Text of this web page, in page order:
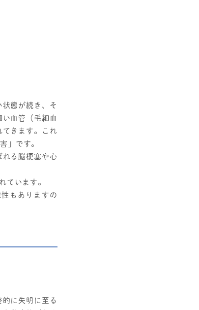
態が続き、そ
血管（毛細血
てきます。これ
」です。
れる脳梗塞や心
ています。
もありますの
に失明に至る